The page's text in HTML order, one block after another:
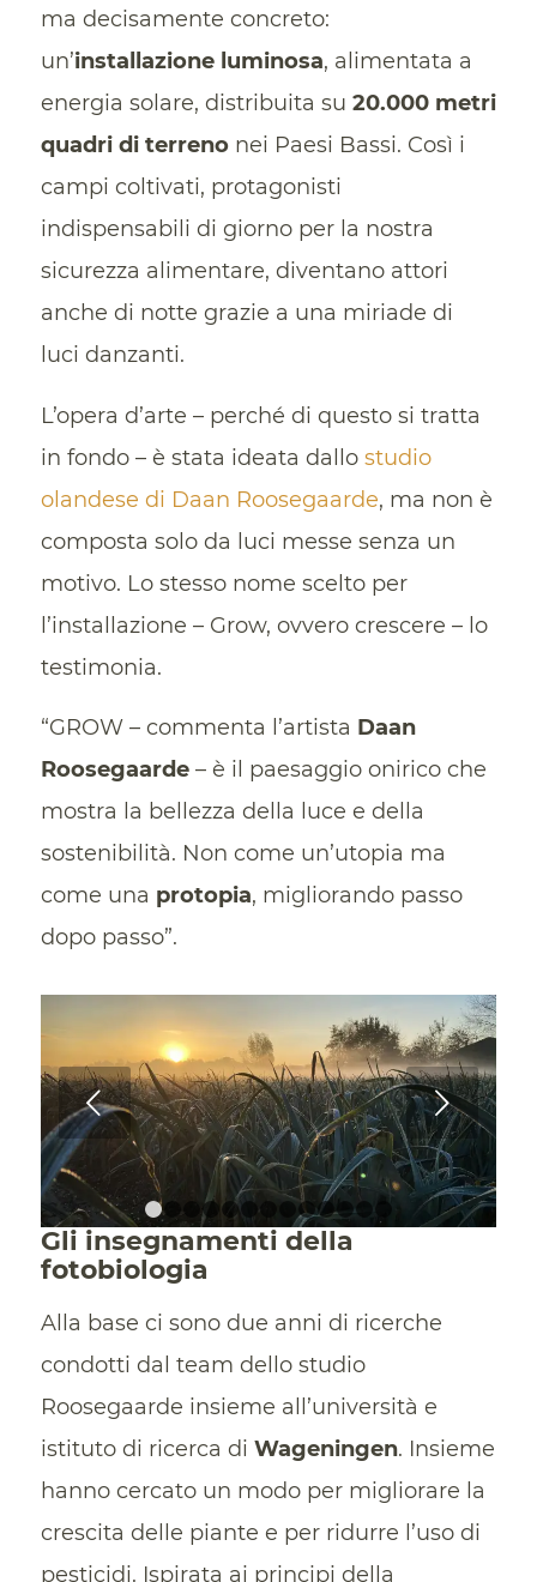
ma decisamente concreto:
un’installazione luminosa, alimentata a
energia solare, distribuita su 20.000 metri
quadri di terrenonei Paesi Bassi. Così i
campi coltivati, protagonisti
indispensabili di giorno per la nostra
sicurezza alimentare, diventano attori
anche di notte grazie a una miriade di
luci danzanti.
L’opera d’arte – perché di questo si tratta
in fondo – è stata ideata dallo studio
olandese di Daan Roosegaarde, ma non è
composta solo da luci messe senza un
motivo. Lo stesso nome scelto per
l’installazione – Grow, ovvero crescere – lo
testimonia.
“GROW – commenta l’artista Daan
Roosegaarde– è il paesaggio onirico che
mostra la bellezza della luce e della
sostenibilità. Non come un’utopia ma
come una protopia, migliorando passo
dopo passo”.
Succ
1 23456789101112
Gli insegnamenti della
fotobiologia
Alla base ci sono due anni di ricerche
condotti dal team dello studio
Roosegaarde insieme all’università e
istituto di ricerca di Wageningen. Insieme
hanno cercato un modo per migliorare la
crescita delle piante e per ridurre l’uso di
pesticidi. Ispirata ai principi della